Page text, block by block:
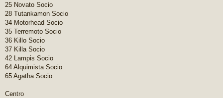
25 Novato Socio
28 Tutankamon Socio
34 Motorhead Socio
35 Terremoto Socio
36 Killo Socio
37 Killa Socio
42 Lampis Socio
64 Alquimista Socio
65 Agatha Socio
Centro